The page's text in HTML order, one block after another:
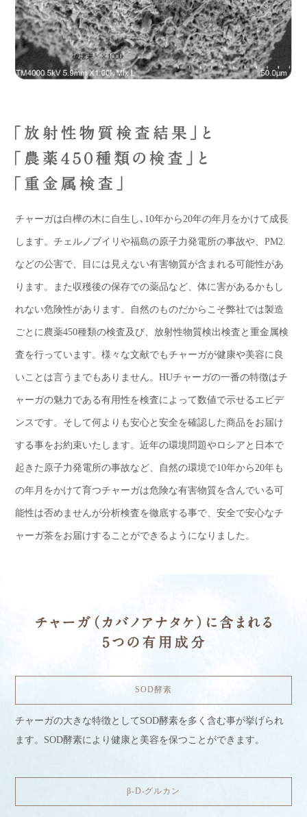
チャーガは白樺の木に自生し､10年から20年の年月をかけて成長
します。チェルノブイリや福島の原子力発電所の事故や、PM2.
などの公害で、目には見えない有害物質が含まれる可能性があ
ります。また収穫後の保存での薬品など、体に害があるかもし
れない危険性があります。自然のものだからこそ弊社では製造
ごとに農薬450種類の検査及び、放射性物質検出検査と重金属検
査を行っています。様々な文献でもチャーガが健康や美容に良
いことは言うまでもありません。HUチャーガの一番の特徴はチ
ャーガの魅力である有用性を検査によって数値で示せるエビデ
ンスです。そして何よりも安心と安全を確認した商品をお届け
する事をお約束いたします。近年の環境問題やロシアと日本で
起きた原子力発電所の事故など、自然の環境で10年から20年も
の年月をかけて育つチャーガは危険な有害物質を含んでいる可
能性は否めませんが分析検査を徹底する事で、安全で安心なチ
ャーガ茶をお届けすることができるようになりました。
SOD酵素
チャーガの大きな特徴としてSOD酵素を多く含む事が挙げられ
ます。SOD酵素により健康と美容を保つことができます。
β-D-グルカン